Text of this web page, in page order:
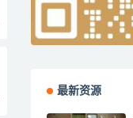
最新资源